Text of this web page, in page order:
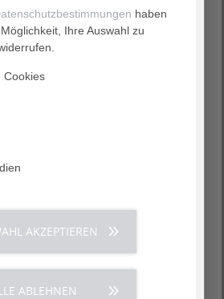
und Kriminalgeschichten.
ein, an diesem besonderen Abend
mit uns das neue Jahr zu
haben
Ihre Auswahl zu
Cookies
AKZEPTIEREN
ABLEHNEN